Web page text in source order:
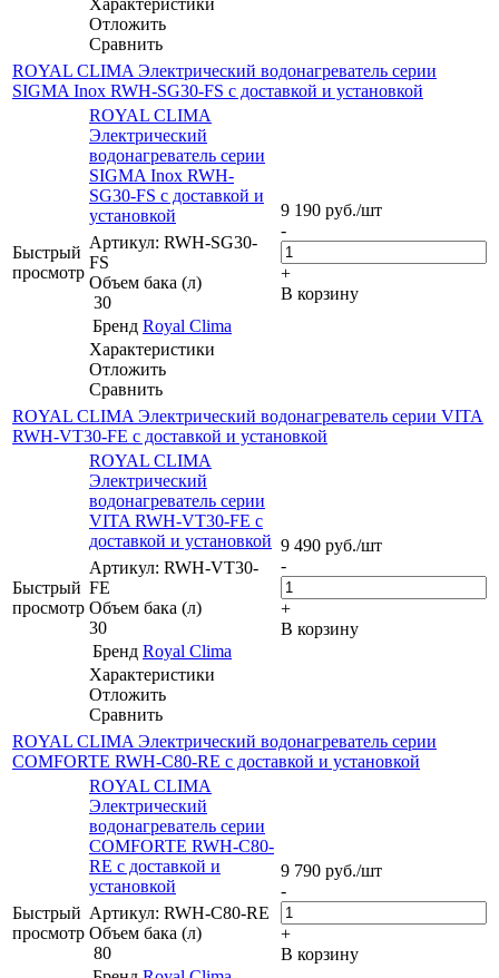
Отложить
Сравнить
ROYAL CLIMA Электрический водонагреватель серии
SIGMA Inox RWH-SG30-FS с доставкой и установкой
Быстрый
просмотр
ROYAL CLIMA
Электрический
водонагреватель серии
SIGMA Inox RWH-
SG30-FS с доставкой и
установкой
Артикул: RWH-SG30-
FS
Объем бака (л)
30
Бренд Royal Clima
Характеристики
Отложить
Сравнить
9 190 руб./шт
-
+
В корзину
ROYAL CLIMA Электрический водонагреватель серии VITA
RWH-VT30-FE с доставкой и установкой
Быстрый
просмотр
ROYAL CLIMA
Электрический
водонагреватель серии
VITA RWH-VT30-FE с
доставкой и установкой
Артикул: RWH-VT30-
FE
Объем бака (л)
30
Бренд Royal Clima
Характеристики
Отложить
Сравнить
9 490 руб./шт
-
+
В корзину
ROYAL CLIMA Электрический водонагреватель серии
COMFORTE RWH-С80-RE с доставкой и установкой
Быстрый
просмотр
ROYAL CLIMA
Электрический
водонагреватель серии
COMFORTE RWH-С80-
RE с доставкой и
установкой
Артикул: RWH-С80-RE
Объем бака (л)
80
9 790 руб./шт
-
+
В корзину